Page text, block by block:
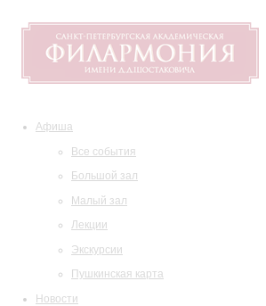
Афиша
Все события
Большой зал
Малый зал
Лекции
Экскурсии
Пушкинская карта
Новости